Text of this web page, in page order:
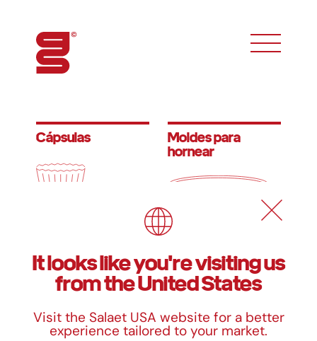
toggle
Cápsulas
Moldes para
hornear
Bandejas para
precocinados
Bandejas
envasado
It looks like you're visiting us
from the United States
Visit the Salaet USA website for a better
experience tailored to your market.